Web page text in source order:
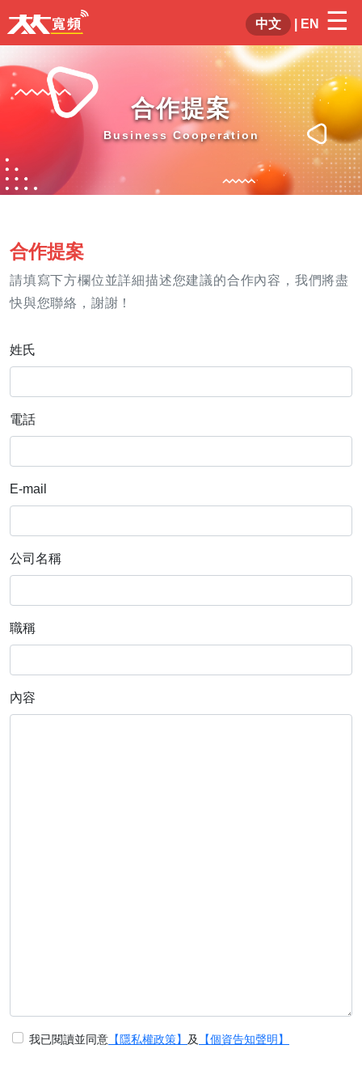
☰
中文 EN ×
合作提案
Business Cooperation
合作提案
請填寫下方欄位並詳細描述您建議的合作內容，我們將盡
快與您聯絡，謝謝！
姓氏
電話
E-mail
公司名稱
職稱
內容
我已閱讀並同意 【隱私權政策】 及 【個資告知聲明】